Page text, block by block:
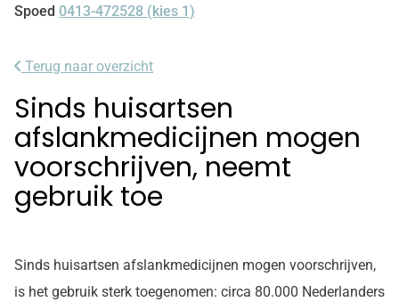
Spoed 0413-472528 (kies 1)
Terug naar overzicht
Sinds huisartsen
afslankmedicijnen mogen
voorschrijven, neemt
gebruik toe
Sinds huisartsen afslankmedicijnen mogen voorschrijven,
is het gebruik sterk toegenomen: circa 80.000 Nederlanders